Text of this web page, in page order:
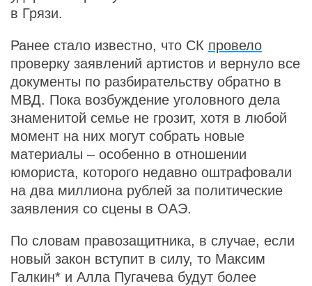
в Грязи.
Ранее стало известно, что СК провело
проверку заявлений артистов и вернуло все
документы по разбирательству обратно в
МВД. Пока возбуждение уголовного дела
знаменитой семье не грозит, хотя в любой
момент на них могут собрать новые
материалы – особенно в отношении
юмориста, которого недавно оштрафовали
на два миллиона рублей за политические
заявления со сцены в ОАЭ.
По словам правозащитника, в случае, если
новый закон вступит в силу, то Максим
Галкин* и Алла Пугачева будут более